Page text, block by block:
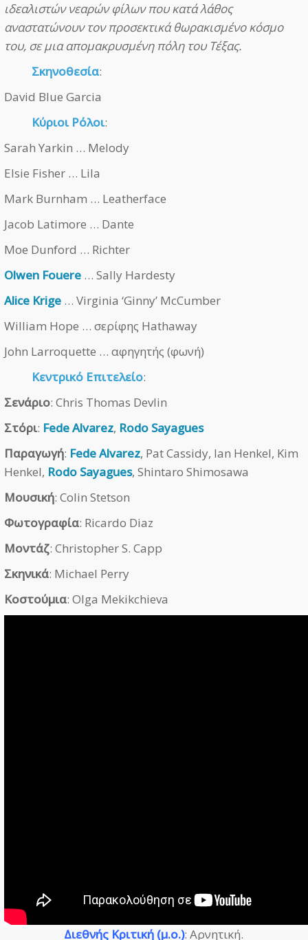
ιδεαλιστών νεαρών φίλων που κατά λάθος
αναστατώνουν τον προσεκτικά θωρακισμένο κόσμο
του, σε μια απομακρυσμένη πόλη του Τέξας.
Σκηνοθεσία:
David Blue Garcia
Κύριοι Ρόλοι:
Sarah Yarkin … Melody
Elsie Fisher … Lila
Mark Burnham … Leatherface
Jacob Latimore … Dante
Moe Dunford … Richter
Olwen Fouere … Sally Hardesty
Alice Krige … Virginia ‘Ginny’ McCumber
William Hope … σερίφης Hathaway
John Larroquette … αφηγητής (φωνή)
Κεντρικό Επιτελείο:
Σενάριο: Chris Thomas Devlin
Στόρι: Fede Alvarez, Rodo Sayagues
Παραγωγή: Fede Alvarez, Pat Cassidy, Ian Henkel, Kim
Henkel, Rodo Sayagues, Shintaro Shimosawa
Μουσική: Colin Stetson
Φωτογραφία: Ricardo Diaz
Μοντάζ: Christopher S. Capp
Σκηνικά: Michael Perry
Κοστούμια: Olga Mekikchieva
Διεθνής Κριτική (μ.ο.): Αρνητική.